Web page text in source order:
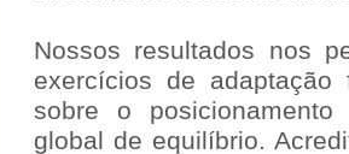
Nossos resultados nos
exercícios de
sobre o
global de equilíbrio.